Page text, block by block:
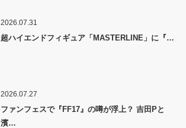
2026.07.31
超ハイエンドフィギュア「MASTERLINE」に『…
2026.07.27
ファンフェスで『FF17』の噂が浮上？ 吉田Pと
濱…